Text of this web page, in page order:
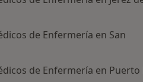
de Enfermería en San
de Enfermería en Puerto